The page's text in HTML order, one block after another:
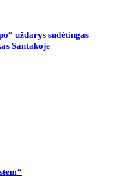
uždarys sudėtingas
Santakoje